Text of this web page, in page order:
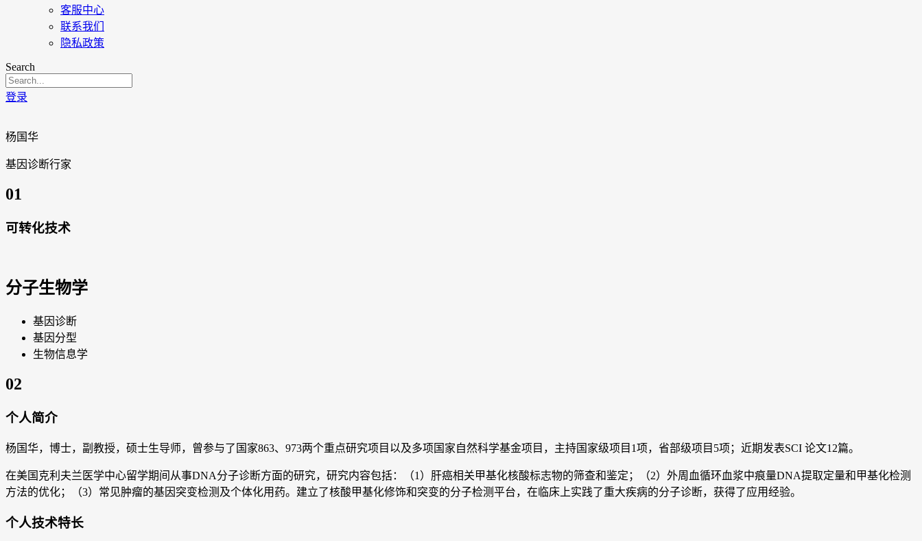
客服中心
联系我们
隐私政策
Search
登录
杨国华
基因诊断行家
01
可转化技术
分子生物学
基因诊断
基因分型
生物信息学
02
个人简介
杨国华，博士，副教授，硕士生导师，曾参与了国家863、973两个重点研究项目以及多项国家自然科学基金项目，主持国家级项目1项，省部级项目5项；近期发表SCI 论文12篇。
在美国克利夫兰医学中心留学期间从事DNA分子诊断方面的研究，研究内容包括：（1）肝癌相关甲基化核酸标志物的筛查和鉴定；（2）外周血循环血浆中痕量DNA提取定量和甲基化检测
方法的优化；（3）常见肿瘤的基因突变检测及个体化用药。建立了核酸甲基化修饰和突变的分子检测平台，在临床上实践了重大疾病的分子诊断，获得了应用经验。
个人技术特长